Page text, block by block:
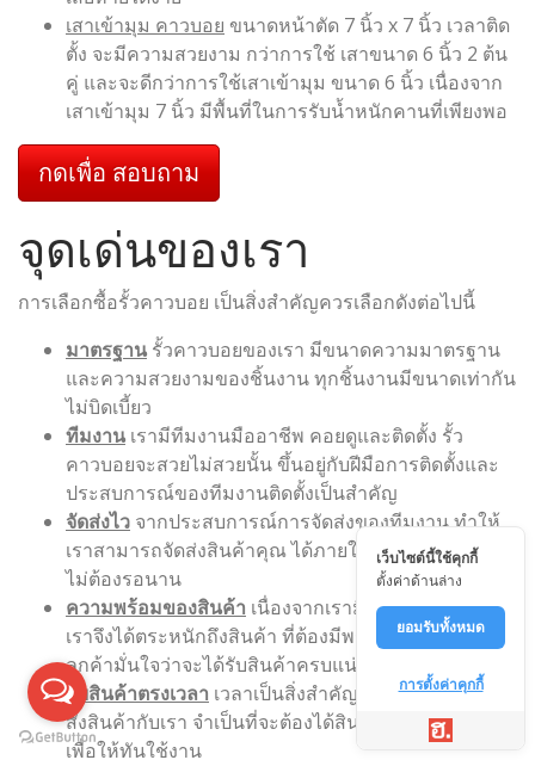
เสาเข้ามุม คาวบอย ขนาดหน้าตัด 7 นิ้ว x 7 นิ้ว เวลาติด
ตั้ง จะมีความสวยงาม กว่าการใช้ เสาขนาด 6 นิ้ว 2 ต้น
คู่ และจะดีกว่าการใช้เสาเข้ามุม ขนาด 6 นิ้ว เนื่องจาก
เสาเข้ามุม 7 นิ้ว มีพื้นที่ในการรับน้ำหนักคานที่เพียงพอ
กดเพื่อ สอบถาม
จุดเด่นของเรา
การเลือกซื้อรั้วคาวบอย เป็นสิ่งสำคัญควรเลือกดังต่อไปนี้
มาตรฐาน รั้วคาวบอยของเรา มีขนาดความมาตรฐาน
และความสวยงามของชิ้นงาน ทุกชิ้นงานมีขนาดเท่ากัน
ไม่บิดเบี้ยว
ทีมงาน เรามีทีมงานมืออาชีพ คอยดูและติดตั้ง รั้ว
คาวบอยจะสวยไม่สวยนั้น ขึ้นอยู่กับฝีมือการติดตั้งและ
ประสบการณ์ของทีมงานติดตั้งเป็นสำคัญ
จัดส่งไว จากประสบการณ์การจัดส่งของทีมงาน ทำให้
เราสามารถจัดส่งสินค้าคุณ ได้ภายใน 1-3 วัน เท่านั้น
ไม่ต้องรอนาน
ความพร้อมของสินค้า เนื่องจากเรามีลูกค้าจำนวนมาก
เราจึงได้ตระหนักถึงสินค้า ที่ต้องมีพร้อมจัดส่ง เพื่อให้
ลูกค้ามั่นใจว่าจะได้รับสินค้าครบแน่นอน
รับสินค้าตรงเวลา เวลาเป็นสิ่งสำคัญ หากลูกค้า ทำการ
สั่งสินค้ากับเรา จำเป็นที่จะต้องได้สินค้าตรงตามเวลา
เพื่อให้ทันใช้งาน
เว็บไซต์นี้ใช้คุกกี้
ตั้งค่าด้านล่าง
ยอมรับทั้งหมด
การตั้งค่าคุกกี้